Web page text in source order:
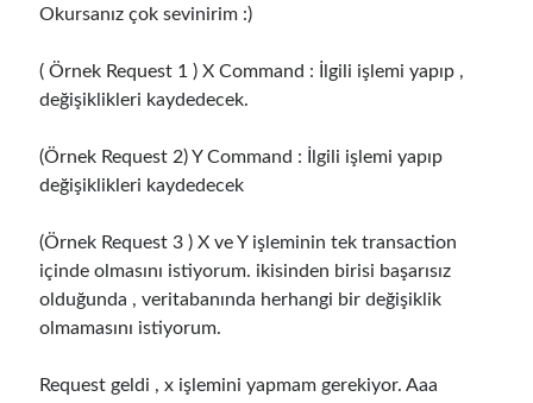
resiliency Saga
service mesh Solid
Recent Comments
3 Core Pillars of AI Agent Access Control | Nordic APIs |
Gökhan GökalponBuilding an AI Agent in .NET: Deterministic Routing
and Intelligent Search with Microsoft Agent Framework
Kiril on Building an AI Agent in .NET: Deterministic Routing and
Intelligent Search with Microsoft Agent Framework
Reduce Security Risks (Policy Enforcement-Automated Governance
Okursanız çok sevinirim :)
( Örnek Request 1 ) X Command : İlgili işlemi yapıp ,
değişiklikleri kaydedecek.
(Örnek Request 2) Y Command : İlgili işlemi yapıp
değişiklikleri kaydedecek
(Örnek Request 3 ) X ve Y işleminin tek transaction
içinde olmasını istiyorum. ikisinden birisi başarısız
olduğunda , veritabanında herhangi bir değişiklik
olmamasını istiyorum.
Request geldi , x işlemini yapmam gerekiyor. Aaa